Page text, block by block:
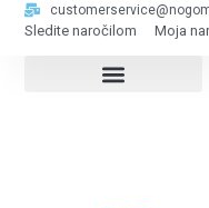
Sledite naročilom Moja